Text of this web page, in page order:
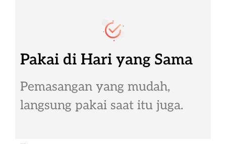
Pakai di Hari yang Sama
Pemasangan yang mudah,
langsung pakai saat itu juga.